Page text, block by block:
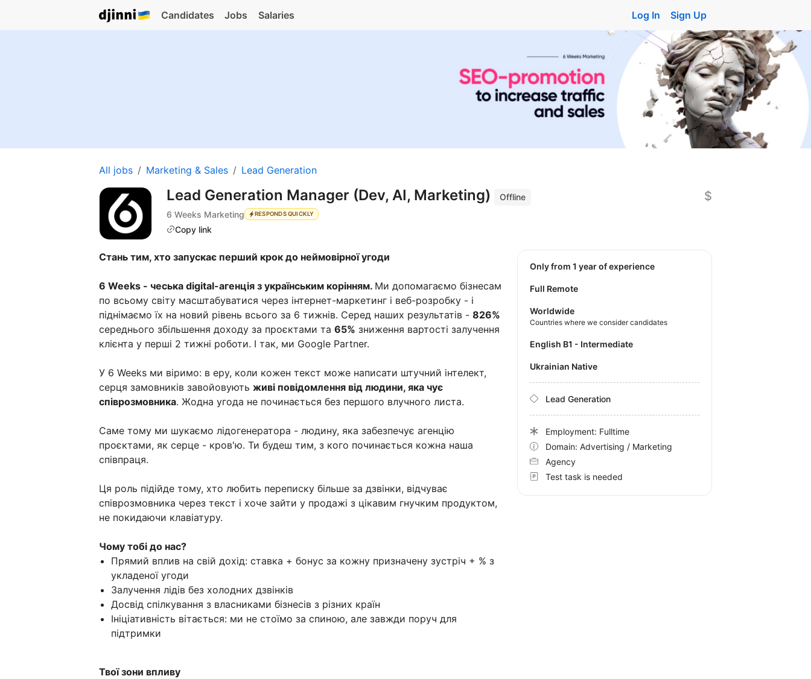
Candidates Jobs Salaries Log In Sign Up
All jobs Marketing & Sales Lead Generation
Lead Generation Manager (Dev, AI, Marketing)
Offline
6 Weeks Marketing
RESPONDS QUICKLY
Copy link
$
Стань тим, хто запускає перший крок до неймовірної угоди
6 Weeks - чеська digital-агенція з українським корінням. Ми допомагаємо бізнесам
по всьому світу масштабуватися через інтернет-маркетинг і веб-розробку - і
піднімаємо їх на новий рівень всього за 6 тижнів. Серед наших результатів - 826%
середнього збільшення доходу за проєктами та 65% зниження вартості залучення
клієнта у перші 2 тижні роботи. І так, ми Google Partner.
У 6 Weeks ми віримо: в еру, коли кожен текст може написати штучний інтелект,
серця замовників завойовують живі повідомлення від людини, яка чує
співрозмовника. Жодна угода не починається без першого влучного листа.
Саме тому ми шукаємо лідогенератора - людину, яка забезпечує агенцію
проєктами, як серце - кров'ю. Ти будеш тим, з кого починається кожна наша
співпраця.
Ця роль підійде тому, хто любить переписку більше за дзвінки, відчуває
співрозмовника через текст і хоче зайти у продажі з цікавим гнучким продуктом,
не покидаючи клавіатуру.
Чому тобі до нас?
Прямий вплив на свій дохід: ставка + бонус за кожну призначену зустріч + % з
укладеної угоди
Залучення лідів без холодних дзвінків
Досвід спілкування з власниками бізнесів з різних країн
Ініціативність вітається: ми не стоїмо за спиною, але завжди поруч для
підтримки
Твої зони впливу
Only from 1 year of experience
Full Remote
Worldwide
Countries where we consider candidates
English B1 - Intermediate
Ukrainian Native
Lead Generation
Employment: Fulltime
Domain: Advertising / Marketing
Agency
Test task is needed